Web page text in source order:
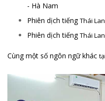
- Hà Nam
Phiên dịch tiếngThái Lan
Phiên dịch tiếngThái Lan
Cùng một số ngôn ngữ khác